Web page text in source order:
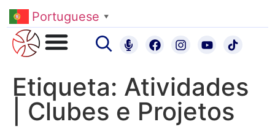
Portuguese ▼
Etiqueta: Atividades
| Clubes e Projetos